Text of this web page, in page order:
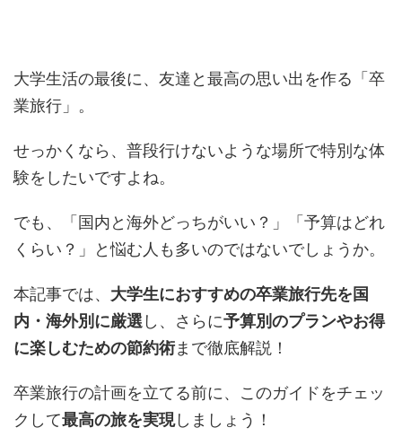
大学生活の最後に、友達と最高の思い出を作る「卒
業旅行」。
せっかくなら、普段行けないような場所で特別な体
験をしたいですよね。
でも、「国内と海外どっちがいい？」「予算はどれ
くらい？」と悩む人も多いのではないでしょうか。
本記事では、 大学生におすすめの卒業旅行先を国
内・海外別に厳選 し、さらに予算別のプランやお得
に楽しむための節約術まで徹底解説！
卒業旅行の計画を立てる前に、このガイドをチェッ
クして最高の旅を実現しましょう！